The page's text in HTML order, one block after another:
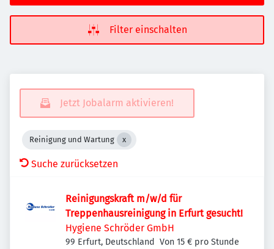
Filter einschalten
Jetzt Jobalarm aktivieren!
Reinigung und Wartung
Suche zurücksetzen
Reinigungskraft m/w/d für
Treppenhausreinigung in Erfurt gesucht!
Hygiene Schröder GmbH
99 Erfurt, Deutschland
Von 15 € pro Stunde